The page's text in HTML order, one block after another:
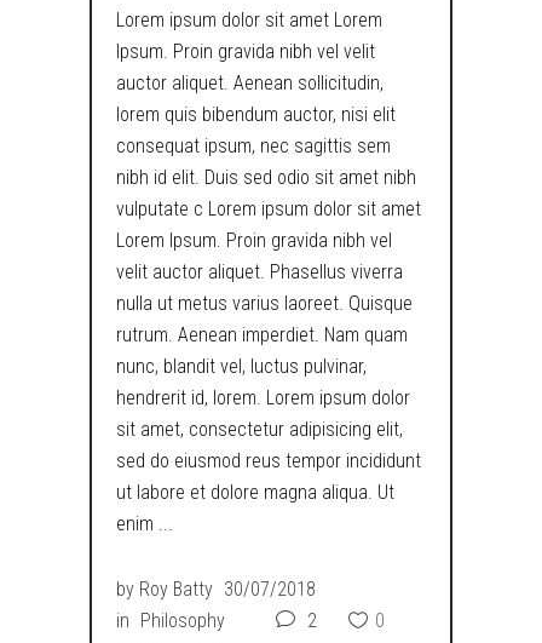
Lorem ipsum dolor sit amet Lorem
Ipsum. Proin gravida nibh vel velit
auctor aliquet. Aenean sollicitudin,
lorem quis bibendum auctor, nisi elit
consequat ipsum, nec sagittis sem
nibh id elit. Duis sed odio sit amet nibh
vulputate c Lorem ipsum dolor sit amet
Lorem Ipsum. Proin gravida nibh vel
velit auctor aliquet. Phasellus viverra
nulla ut metus varius laoreet. Quisque
rutrum. Aenean imperdiet. Nam quam
nunc, blandit vel, luctus pulvinar,
hendrerit id, lorem. Lorem ipsum dolor
sit amet, consectetur adipisicing elit,
sed do eiusmod reus tempor incididunt
ut labore et dolore magna aliqua. Ut
enim
by Roy Batty 30/07/2018
in Philosophy 2 0